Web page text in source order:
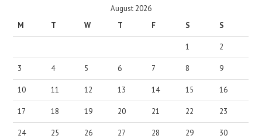
August 2026
M
T W T F S S
1 2
3 4 5 6 7 8 9
10 11 12 13 14 15 16
17 18 19 20 21 22 23
24 25 26 27 28 29 30